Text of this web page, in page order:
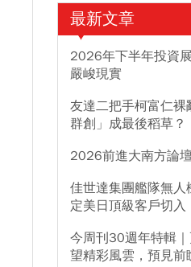
最新文章
2026年下半年投資
嚴峻現實
友達二把手柯富仁裸
群創」成最後稻草？
2026前進大南方論
佳世達集團艦隊無人
定美日頂級客戶切入
今周刊30週年特輯
望精彩風雲，預見前